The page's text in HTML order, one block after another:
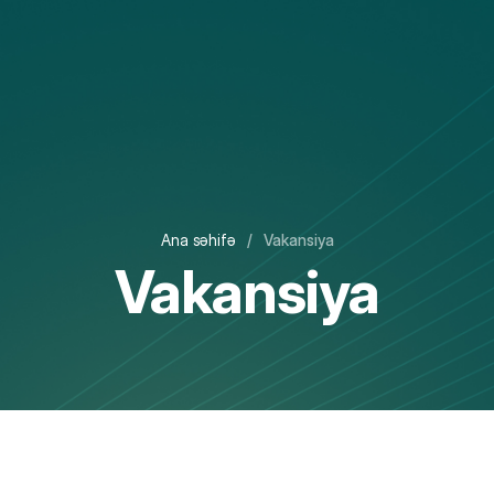
Ana səhifə / Vakansiya
Vakansiya